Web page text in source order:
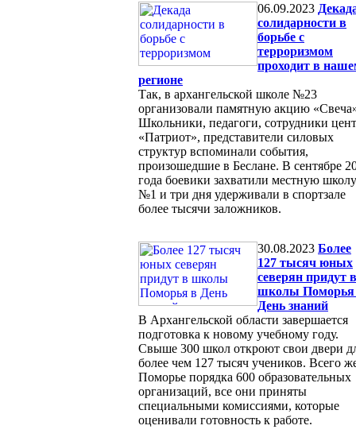
06.09.2023
солидарности в
борьбе с
терроризмом
проходит в
регионе
Так, в архангельской школе №23
организовали памятную акцию
Школьники, педагоги, сотрудники
«Патриот», представители силовых
структур вспоминали события,
произошедшие в Беслане. В сентябре
года боевики захватили местную школу
№1 и три дня удерживали в спортзале
более тысячи заложников.
30.08.2023 Более
127 тысяч юных
северян придут в
школы Поморья
День знаний
В Архангельской области завершается
подготовка к новому учебному году.
Свыше 300 школ откроют свои двери
более чем 127 тысяч учеников. Всего
Поморье порядка 600 образовательных
организаций, все они приняты
специальными комиссиями, которые
оценивали готовность к работе.